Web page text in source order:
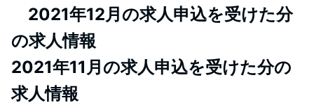
2021年12月の求人申込を受けた分
の求人情報
2021年11月の求人申込を受けた分の
求人情報